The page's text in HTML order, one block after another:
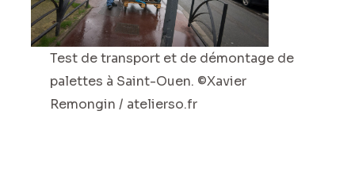
Test de transport et de démontage de
palettes à Saint-Ouen. ©Xavier
Remongin / atelierso.fr